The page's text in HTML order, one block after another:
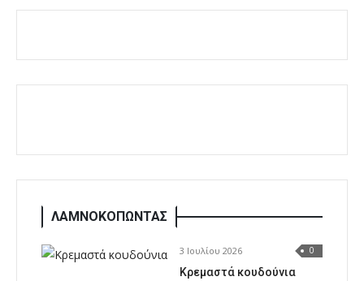
ΛΑΜΝΟΚΟΠΩΝΤΑΣ
3 Ιουλίου 2026 0
Κρεμαστά κουδούνια